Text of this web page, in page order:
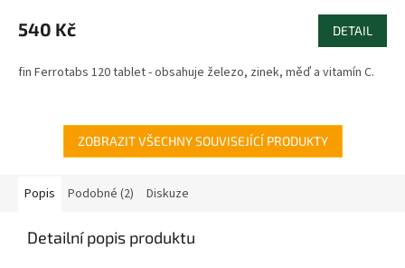
540 Kč DETAIL
fin Ferrotabs 120 tablet - obsahuje železo, zinek, měď a vitamín C.
ZOBRAZIT VŠECHNY SOUVISEJÍCÍ PRODUKTY
Popis Podobné (2) Diskuze
Detailní popis produktu